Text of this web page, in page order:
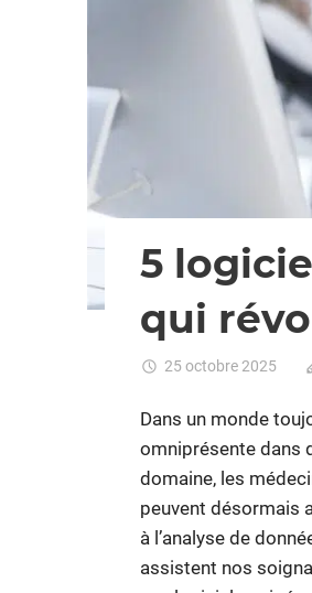
5
qui
25 octobre 2025
Dans un monde
omniprésente dans
domaine, les
peuvent désormais
à l’analyse de
assistent nos